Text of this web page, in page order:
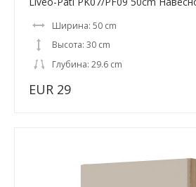
Ширина: 50 cm
Высота: 30 cm
Глубина: 29.6 cm
EUR 29